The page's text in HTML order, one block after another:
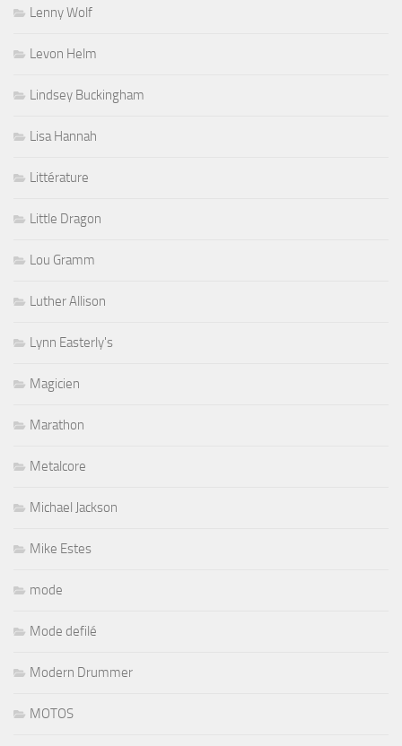
Lenny Wolf
Levon Helm
Lindsey Buckingham
Lisa Hannah
Littérature
Little Dragon
Lou Gramm
Luther Allison
Lynn Easterly's
Magicien
Marathon
Metalcore
Michael Jackson
Mike Estes
mode
Mode defilé
Modern Drummer
MOTOS